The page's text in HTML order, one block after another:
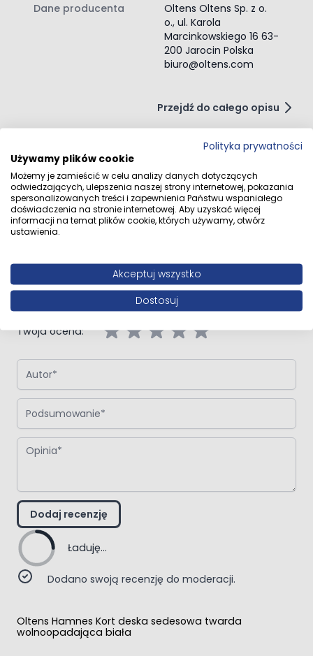
Dane producenta
Oltens Oltens Sp. z o.
o., ul. Karola
Marcinkowskiego 16 63-
200 Jarocin Polska
biuro@oltens.com
Przejdź do całego opisu
Opinie klientów
Napisz opinię o produkcie:Oltens Hamnes Kort deska
sedesowa twarda wolnoopadająca biała
Twoja ocena:
Autor
Podsumowanie
Opinia
Dodaj recenzję
Ładuję...
Dodano swoją recenzję do moderacji.
Oltens Hamnes Kort deska sedesowa twarda
wolnoopadająca biała
Polityka prywatności
Używamy plików cookie
Możemy je zamieścić w celu analizy danych dotyczących
odwiedzających, ulepszenia naszej strony internetowej, pokazania
spersonalizowanych treści i zapewnienia Państwu wspaniałego
doświadczenia na stronie internetowej. Aby uzyskać więcej
informacji na temat plików cookie, których używamy, otwórz
ustawienia.
Akceptuj wszystko
Dostosuj